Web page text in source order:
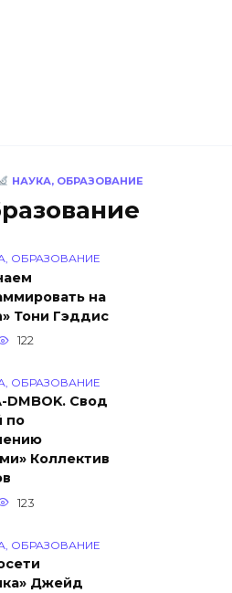
НАУКА, ОБРАЗОВАНИЕ
ОБРАЗОВАНИЕ
на
Тони Гэддис
122
ОБРАЗОВАНИЕ
DMBOK. Свод
по
Коллектив
123
ОБРАЗОВАНИЕ
Джейд